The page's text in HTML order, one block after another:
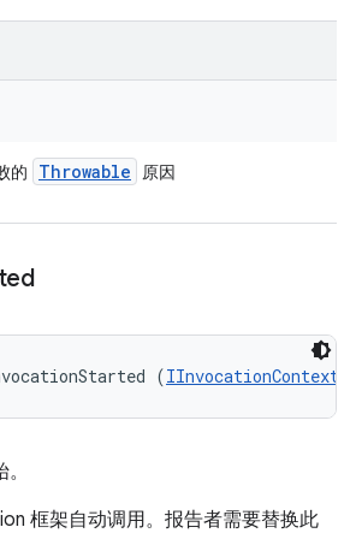
的 Throwable 原因
(IInvocationContext
框架自动调用。报告者需要替换此